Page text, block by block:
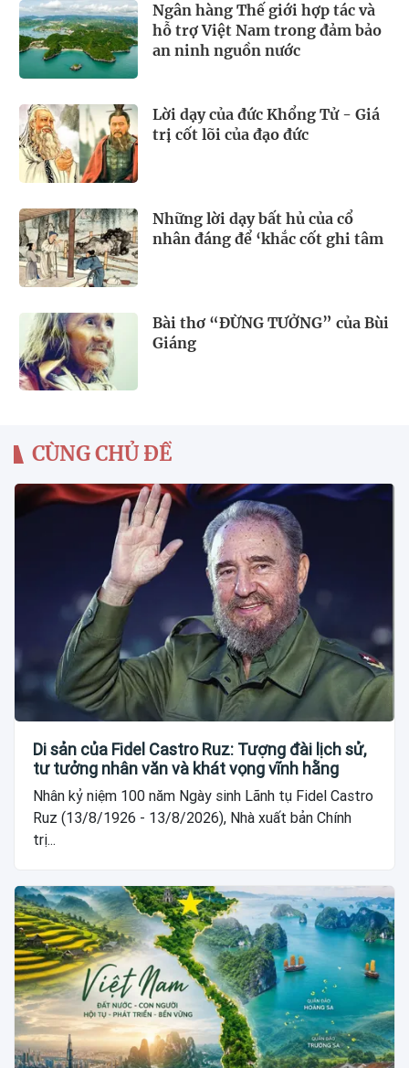
Ngân hàng Thế giới hợp tác và
hỗ trợ Việt Nam trong đảm bảo
an ninh nguồn nước
Lời dạy của đức Khổng Tử - Giá
trị cốt lõi của đạo đức
Những lời dạy bất hủ của cổ
nhân đáng để ‘khắc cốt ghi tâm
Bài thơ “ĐỪNG TƯỞNG” của Bùi
Giáng
CÙNG CHỦ ĐỀ
Di sản của Fidel Castro Ruz: Tượng đài lịch sử,
tư tưởng nhân văn và khát vọng vĩnh hằng
Nhân kỷ niệm 100 năm Ngày sinh Lãnh tụ Fidel Castro
Ruz (13/8/1926 - 13/8/2026), Nhà xuất bản Chính
trị...